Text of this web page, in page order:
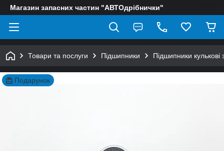
Магазин запасних частин "АВТОдрібнички"
Товари та послуги Підшипники Підшипники кулькові
Подарунок